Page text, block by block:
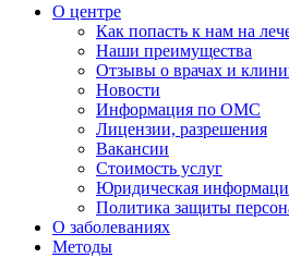
О центре
Как попасть к нам на
Наши преимущества
Отзывы о врачах и
Новости
Информация по ОМС
Лицензии, разрешения
Вакансии
Стоимость услуг
Юридическая
Политика защиты
О заболеваниях
Методы